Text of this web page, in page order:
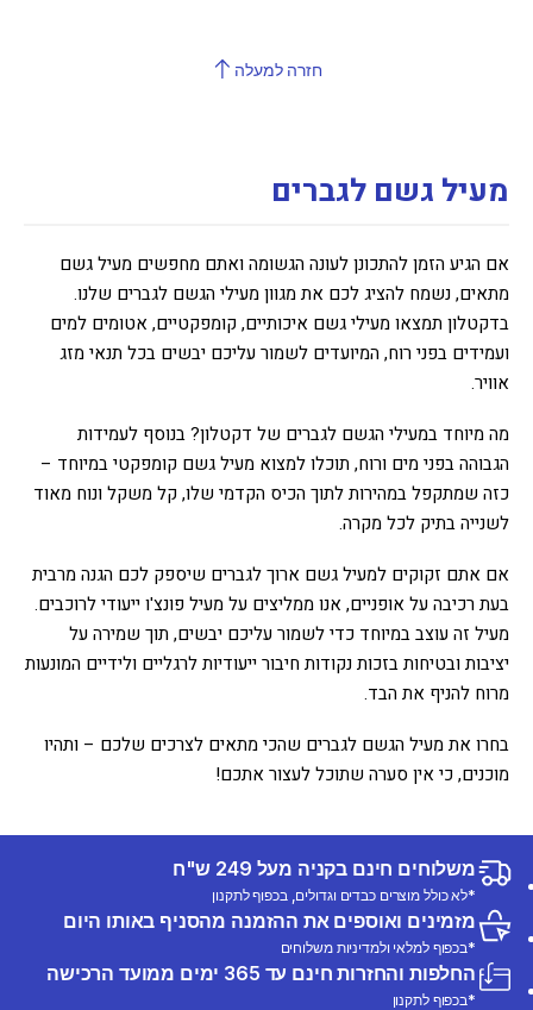
חזרה למעלה
מעיל גשם לגברים
אם הגיע הזמן להתכונן לעונה הגשומה ואתם מחפשים מעיל גשם
מתאים, נשמח להציג לכם את מגוון מעילי הגשם לגברים שלנו.
בדקטלון תמצאו מעילי גשם איכותיים, קומפקטיים, אטומים למים
ועמידים בפני רוח, המיועדים לשמור עליכם יבשים בכל תנאי מזג
אוויר.
מה מיוחד במעילי הגשם לגברים של דקטלון? בנוסף לעמידות
הגבוהה בפני מים ורוח, תוכלו למצוא מעיל גשם קומפקטי במיוחד –
כזה שמתקפל במהירות לתוך הכיס הקדמי שלו, קל משקל ונוח מאוד
לשנייה בתיק לכל מקרה.
אם אתם זקוקים למעיל גשם ארוך לגברים שיספק לכם הגנה מרבית
בעת רכיבה על אופניים, אנו ממליצים על מעיל פונצ'ו ייעודי לרוכבים.
מעיל זה עוצב במיוחד כדי לשמור עליכם יבשים, תוך שמירה על
יציבות ובטיחות בזכות נקודות חיבור ייעודיות לרגליים ולידיים המונעות
מרוח להניף את הבד.
בחרו את מעיל הגשם לגברים שהכי מתאים לצרכים שלכם – ותהיו
מוכנים, כי אין סערה שתוכל לעצור אתכם!
משלוחים חינם בקניה מעל 249 ש"ח
*לא כולל מוצרים כבדים וגדולים, בכפוף לתקנון
מזמינים ואוספים את ההזמנה מהסניף באותו היום
*בכפוף למלאי ולמדיניות משלוחים
החלפות והחזרות חינם עד 365 ימים ממועד הרכישה
*בכפוף לתקנון